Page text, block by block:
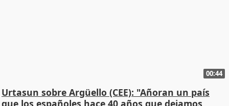
00:44
Urtasun sobre Argüello (CEE): "Añoran un país
que los españoles hace 40 años que dejamos